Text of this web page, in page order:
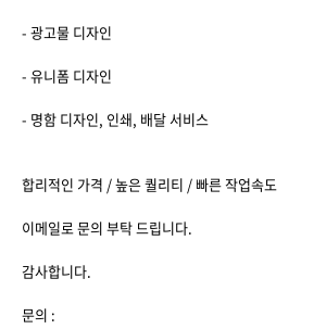
- 광고물 디자인
- 유니폼 디자인
- 명함 디자인, 인쇄, 배달 서비스
합리적인 가격 / 높은 퀄리티 / 빠른 작업속도
이메일로 문의 부탁 드립니다.
감사합니다.
문의 :